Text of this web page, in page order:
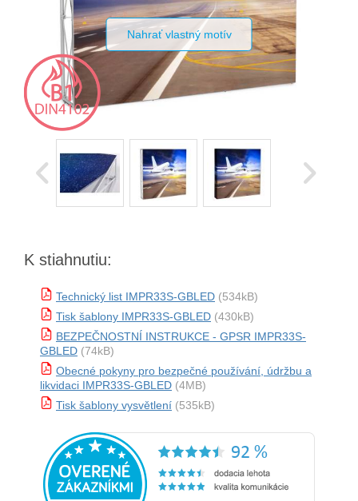
Nahrať vlastný motív
K stiahnutiu:
Technický list IMPR33S-GBLED (534kB)
Tisk šablony IMPR33S-GBLED (430kB)
BEZPEČNOSTNÍ INSTRUKCE - GPSR IMPR33S-
GBLED (74kB)
Obecné pokyny pro bezpečné používání, údržbu a
likvidaci IMPR33S-GBLED (4MB)
Tisk šablony vysvětlení (535kB)